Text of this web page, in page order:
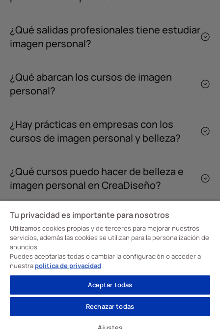
¿Qué salidas profesionales tiene estudiar
imagen personal?
¿Qué abarcan los cursos de imagen
personal?
¿Hay prácticas en empresas con los
cursos de imagen personal y belleza?
¿Qué cursos puedo hacer de belleza e
imagen personal en CreaDiseño?
En la Escuela CreaDiseño, Escuela Profesional de Diseño Davante tenemos claro
nuestro objetivo: transformar la forma de aprender para formar a nuestros
alumnos en profesionales cualificados en moda, interiorismo e imagen personal.
¡Convertimos su talento creativo en una carrera de éxito y con futuro!
Enlaces de Interés
Tu privacidad es importante para nosotros
Utilizamos cookies propias y de terceros para mejorar nuestros
servicios, además las cookies se utilizan para la personalización de
anuncios.
Puedes aceptarlas todas o cambiar la configuración o acceder a
nuestra política de privacidad.
Aceptar todas
Rechazar todas